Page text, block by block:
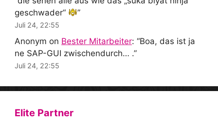
geschwader“
”
Juli 24, 22:55
Anonym on Bester Mitarbeiter: “Boa, das ist ja
ne SAP-GUI zwischendurch… .”
Juli 24, 22:55
Elite Partner